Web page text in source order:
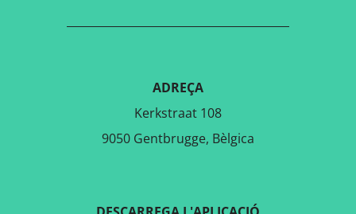
ADREÇA
Kerkstraat 108
9050 Gentbrugge, Bèlgica